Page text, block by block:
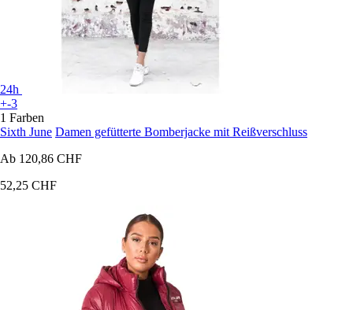
24h
+-3
1 Farben
Sixth June Damen gefütterte Bomberjacke mit Reißverschluss
Ab 120,86 CHF
52,25 CHF